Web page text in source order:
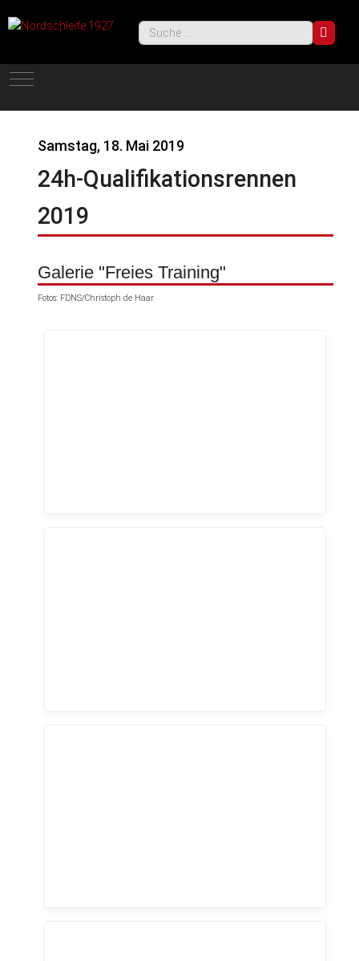
Mobile Menu Toggle
Samstag, 18. Mai 2019
24h-Qualifikationsrennen
2019
Galerie "Freies Training"
Fotos: FDNS/Christoph de Haar